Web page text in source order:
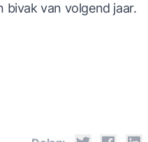
bivak van volgend jaar.